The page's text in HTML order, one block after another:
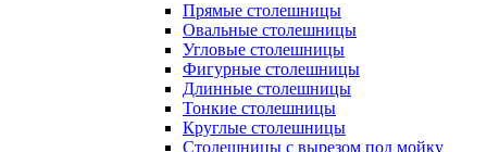
Прямые столешницы
Овальные столешницы
Угловые столешницы
Фигурные столешницы
Длинные столешницы
Тонкие столешницы
Круглые столешницы
Столешницы с вырезом под мойку